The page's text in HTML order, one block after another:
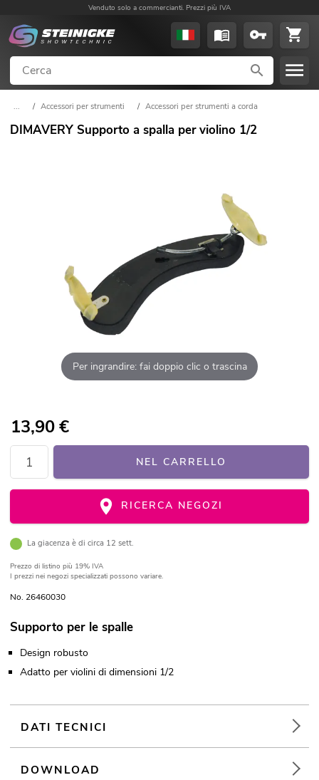
Venduto solo a commercianti. Prezzi più IVA
... / Accessori per strumenti / Accessori per strumenti a corda
DIMAVERY Supporto a spalla per violino 1/2
Per ingrandire: fai doppio clic o trascina
13,90€
NEL CARRELLO
RICERCA NEGOZI
La giacenza è di circa 12 sett.
Prezzo di listino più 19% IVA
I prezzi nei negozi specializzati possono variare.
No. 26460030
Supporto per le spalle
Design robusto
Adatto per violini di dimensioni 1/2
DATI TECNICI
DOWNLOAD